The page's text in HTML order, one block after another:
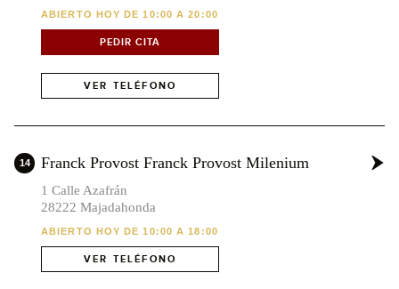
ABIERTO HOY DE 10:00 A 20:00
PEDIR CITA
VER TELÉFONO
14 Franck Provost Franck Provost Milenium
1 Calle Azafrán
28222 Majadahonda
ABIERTO HOY DE 10:00 A 18:00
VER TELÉFONO